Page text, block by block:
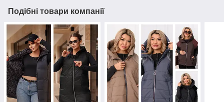
Подібні товари компанії